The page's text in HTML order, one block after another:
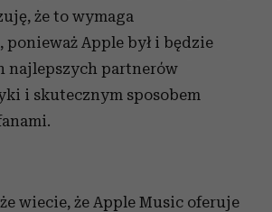
że to wymaga
ponieważ Apple był i będzie
najlepszych partnerów
i skutecznym sposobem
wiecie, że Apple Music oferuje